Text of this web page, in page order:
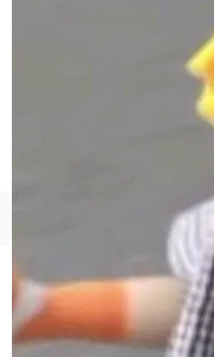
等 10 大方言片区和 20
源评测集中，Hy ASR